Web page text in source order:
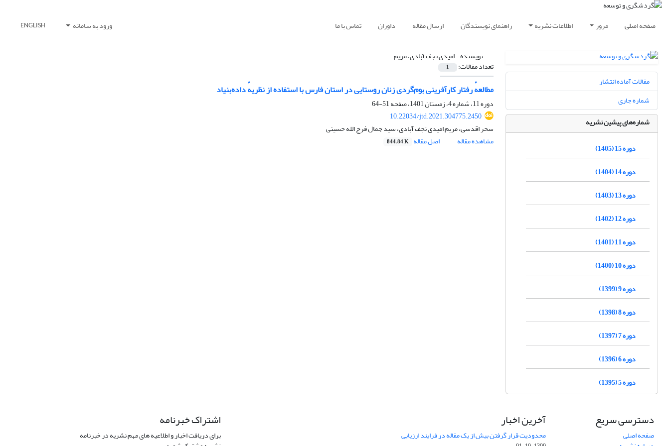
صفحه اصلی مرور اطلاعات نشریه راهنمای نویسندگان ارسال مقاله داوران تماس با ما ورود به سامانه ENGLISH
نویسنده =امیدی نجف آبادی، مریم
تعداد مقالات: 1
مطالعهٔ رفتار کارآفرینی بوم‌گردی زنان روستایی در استان فارس با استفاده از نظریهٔ داده‌بنیاد
دوره 11، شماره 4، زمستان 1401، صفحه
51-64
10.22034/jtd.2021.304775.2450
سحر اقدسی، مریم امیدی نجف آبادی، سید جمال فرج الله حسینی
مشاهده مقاله
اصل مقاله 844.84 K
مقالات آماده انتشار
شماره جاری
شماره‌های پیشین نشریه
دوره 15 (1405)
دوره 14 (1404)
دوره 13 (1403)
دوره 12 (1402)
دوره 11 (1401)
دوره 10 (1400)
دوره 9 (1399)
دوره 8 (1398)
دوره 7 (1397)
دوره 6 (1396)
دوره 5 (1395)
دسترسی سریع
صفحه اصلی
آخرین اخبار
محدودیت قرار گرفتن بیش از یک مقاله در فرایند ارزیابی
اشتراک خبرنامه
برای دریافت اخبار و اطلاعیه های مهم نشریه در خبرنامه